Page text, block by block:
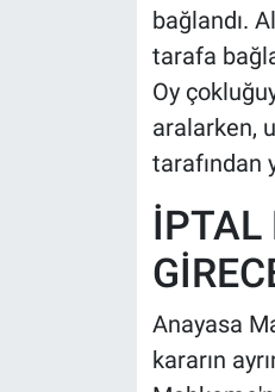
bağlandı.
tarafa
Oy
aralarken,
tarafından
İPTAL
Anayasa
kararın